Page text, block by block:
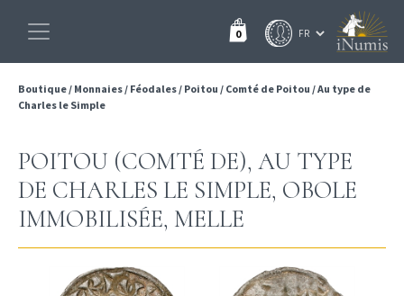
0
Boutique/ Monnaies/ Féodales/ Poitou / Comté de Poitou /Au type de
Charles le Simple
POITOU (COMTÉ DE), AU TYPE
DE CHARLES LE SIMPLE, OBOLE
IMMOBILISÉE, MELLE